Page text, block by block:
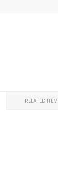
RELATED ITEM